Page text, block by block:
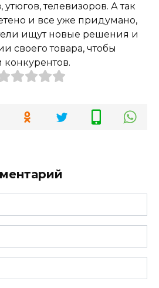
телевизоров. А так
и все уже придумано,
ищут новые решения и
своего товара, чтобы